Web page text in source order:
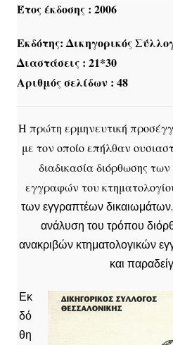
Έτος έκδοσης : 2006
Εκδότης: Δικηγορικός
Διαστάσεις : 21*30
Αριθμός σελίδων : 48
Η πρώτη ερμηνευτική
με τον οποίο επήλθαν
διαδικασία διόρθωσης
εγγραφών του
των εγγραπτέων δικαιωμάτων.
ανάλυση του τρόπου
ανακριβών κτηματολογικών
και
Εκ
δό
θη